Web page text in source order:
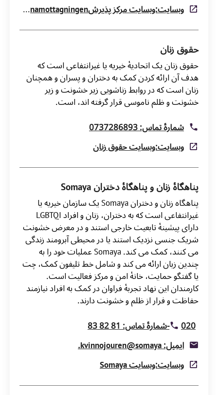
وبسایت:وبسایت مرکز پذیرشLinnamottagningen
حقوق زنان
حقوق زنان یک اتحادیۀ خیریه یا غیرانتفاعی است که
هدف آن ارائه کردن کمک به دختران و پسران و همچنان
زنان است که در روابط زناشویی زیر خشونت و زیر
خشونت و ظلم ناموسی قرار گرفته اند، است.
شمارۀ تماس: 0737286893
وبسایت:وبسایت حقوق زنان
پناهگاۀ زنان و پناهگاۀ دختران Somaya
پناهگاه زنان و دختران Somaya یک سازمان خیریه یا
غیرانتفاعی است که به دختران، زنان و افراد LGBTQI
دارای پیشینۀ تابعیت خارجی استند و در معرض خشونت
شریک جنسی نزدیک استند یا در محیطی آبرومند زندگی
می کنند، کمک می کند. Somaya عملیات خود را به
چندین زبان ارائه می کند و شامل خط تلیفون کمک، چت
یا گفتگو حمایت، خانۀ امن و مرکز فعالیت است.
کارمندان این نهاد تجربۀ فراوان در کمک به افراد نیازمند
حفاظت و فرار از ظلم و خشونت دارند.
020-شمارۀ تماس: 81 82 83
ایمیل: kvinnojouren@somaya.
وبسایت:وبسایت Somaya